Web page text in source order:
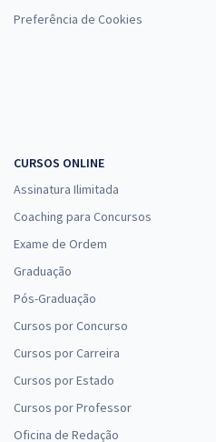
Preferência de Cookies
CURSOS ONLINE
Assinatura Ilimitada
Coaching para Concursos
Exame de Ordem
Graduação
Pós-Graduação
Cursos por Concurso
Cursos por Carreira
Cursos por Estado
Cursos por Professor
Oficina de Redação